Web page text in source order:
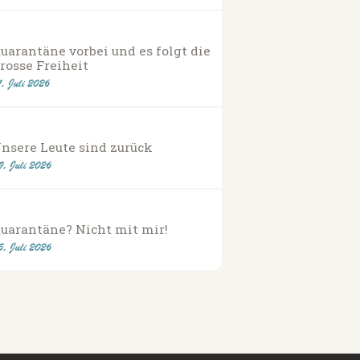
vorbei und es folgt die
Freiheit
Juli 2026
Leute sind zurück
Juli 2026
Nicht mit mir!
Juli 2026